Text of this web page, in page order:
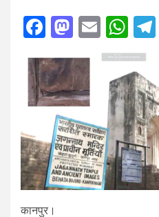
Facebook
Email
कानपुर।